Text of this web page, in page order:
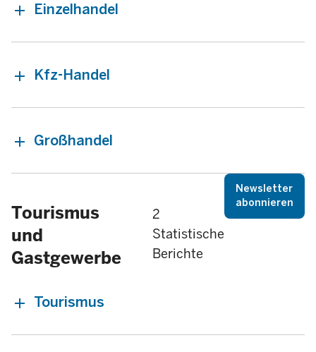
Einzelhandel
Kfz-Handel
Großhandel
Tourismus
und
Gastgewerbe
2
Statistische
Berichte
Newsletter
abonnieren
Tourismus